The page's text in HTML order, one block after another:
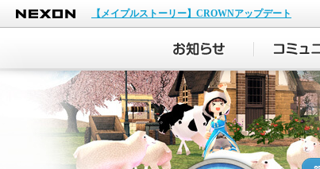
NEXON
【メイプルストーリー】CROWNアップデート